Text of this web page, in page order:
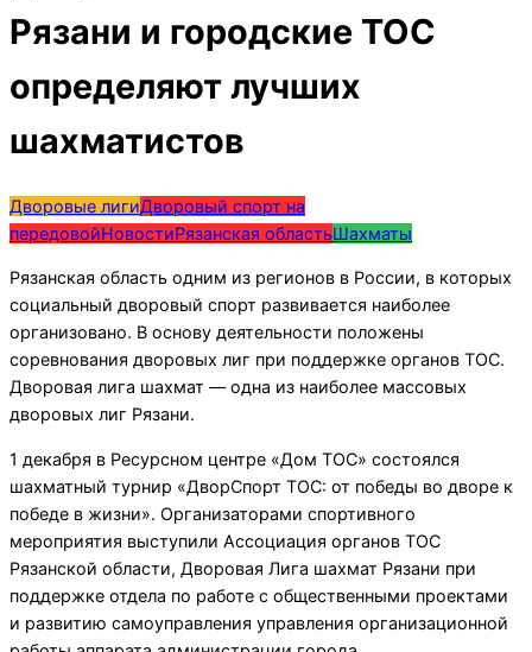
Рязани и городские ТОС
определяют лучших
шахматистов
Дворовые лигиДворовый спорт на
передовойНовостиРязанская областьШахматы
Рязанская область одним из регионов в России, в которых
социальный дворовый спорт развивается наиболее
организовано. В основу деятельности положены
соревнования дворовых лиг при поддержке органов ТОС.
Дворовая лига шахмат — одна из наиболее массовых
дворовых лиг Рязани.
1 декабря в Ресурсном центре «Дом ТОС» состоялся
шахматный турнир «ДворСпорт ТОС: от победы во дворе к
победе в жизни». Организаторами спортивного
мероприятия выступили Ассоциация органов ТОС
Рязанской области, Дворовая Лига шахмат Рязани при
поддержке отдела по работе с общественными проектами
и развитию самоуправления управления организационной